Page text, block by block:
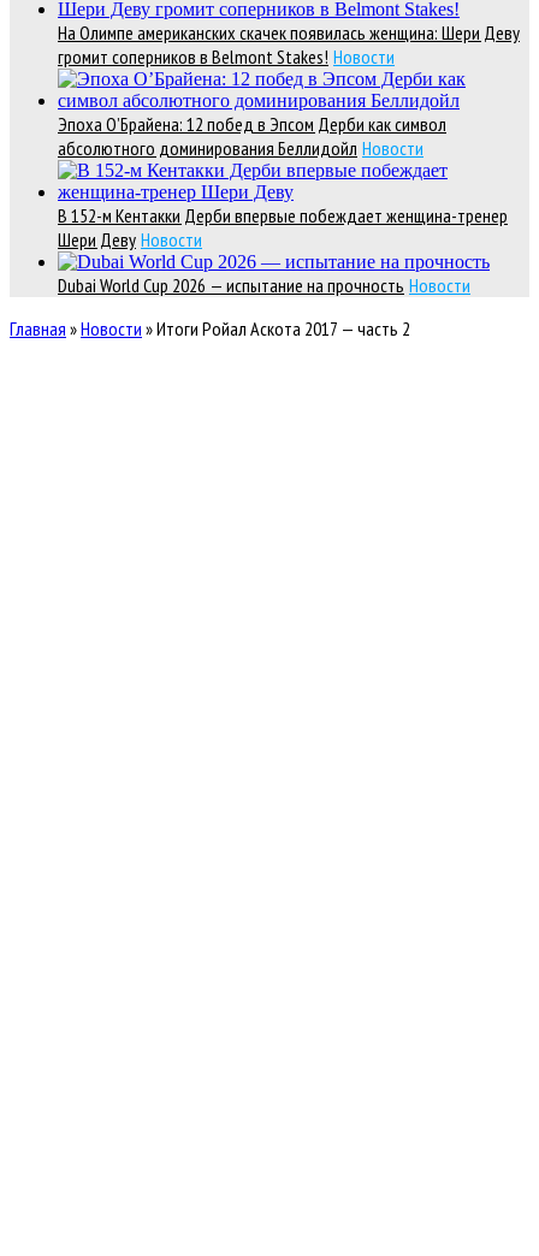
На Олимпе американских скачек появилась женщина: Шери Деву
громит соперников в Belmont Stakes! Новости
Эпоха О’Брайена: 12 побед в Эпсом Дерби как символ
абсолютного доминирования Беллидойл Новости
В 152-м Кентакки Дерби впервые побеждает женщина-тренер
Шери Деву Новости
Dubai World Cup 2026 — испытание на прочность Новости
Главная »Новости »Итоги Ройал Аскота 2017 — часть 2